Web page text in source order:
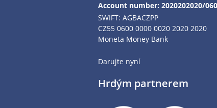
Account number: 2020202020/
SWIFT: AGBACZPP
CZ55 0600 0000 0020 2020 2020
Moneta Money Bank
Darujte nyní
Hrdým partnerem